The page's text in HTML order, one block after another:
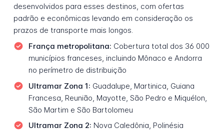
desenvolvidos para esses destinos, com ofertas
padrão e econômicas levando em consideração os
prazos de transporte mais longos.
França metropolitana: Cobertura total dos 36 000
municípios franceses, incluindo Mônaco e Andorra
no perímetro de distribuição
Ultramar Zona 1: Guadalupe, Martinica, Guiana
Francesa, Reunião, Mayotte, São Pedro e Miquélon,
São Martim e São Bartolomeu
Ultramar Zona 2: Nova Caledônia, Polinésia